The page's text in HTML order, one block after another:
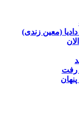
(معین زندی)
رفت
پنهان